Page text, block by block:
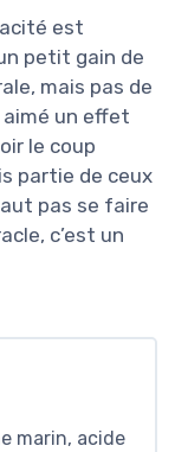
est
petit gain de
mais pas de
aimé un effet
le coup
partie de ceux
pas se faire
c’est un
marin, acide